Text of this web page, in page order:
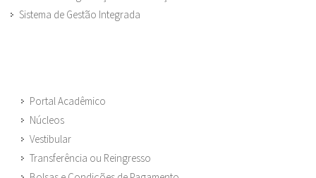
Sistema de Gestão Integrada
Portal Acadêmico
Núcleos
Vestibular
Transferência ou Reingresso